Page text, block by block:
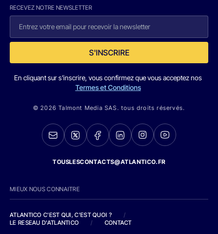
RECEVEZ NOTRE NEWSLETTER
S'INSCRIRE
En cliquant sur s'inscrire, vous confirmez que vous acceptez nos
Termes et Conditions
© 2026 Talmont Media SAS. tous droits réservés.
TOUSLESCONTACTS@ATLANTICO.FR
MIEUX NOUS CONNAITRE
ATLANTICO C'EST QUI, C'EST QUOI ?
/
LE RESEAU D'ATLANTICO
/ CONTACT